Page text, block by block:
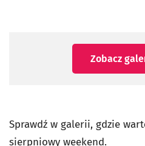
Zobacz
Sprawdź w galerii, gdzie
sierpniowy weekend.